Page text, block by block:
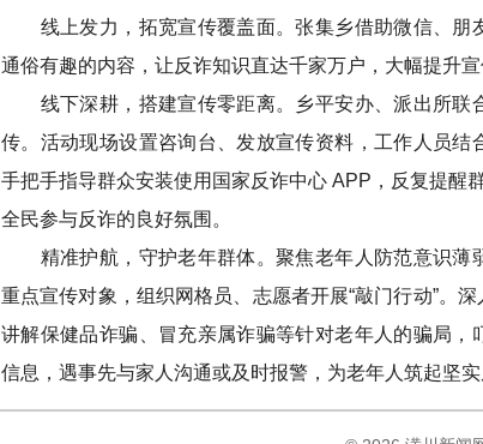
线上发力，拓宽宣传覆盖面。张集乡借助微信、朋
通俗有趣的内容，让反诈知识直达千家万户，大幅提升宣
线下深耕，搭建宣传零距离。乡平安办、派出所联
传。活动现场设置咨询台、发放宣传资料，工作人员结
手把手指导群众安装使用国家反诈中心 APP，反复提醒
全民参与反诈的良好氛围。
精准护航，守护老年群体。聚焦老年人防范意识薄
重点宣传对象，组织网格员、志愿者开展“敲门行动”。
讲解保健品诈骗、冒充亲属诈骗等针对老年人的骗局，
信息，遇事先与家人沟通或及时报警，为老年人筑起坚实